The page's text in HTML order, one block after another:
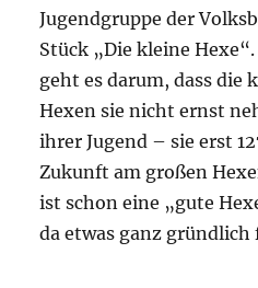
Jugendgruppe der
Stück „Die kleine
geht es darum, dass die
Hexen sie nicht ernst
ihrer Jugend – sie erst
Zukunft am großen
ist schon eine „gute
da etwas ganz